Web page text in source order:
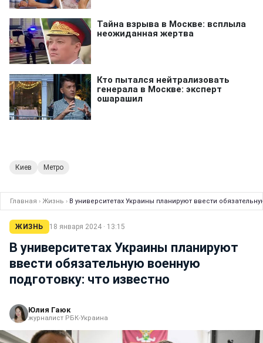
Киев Метро
Главная › Жизнь › В университетах Украины планируют ввести
ЖИЗНЬ 18 января 2024 · 13:15
В университетах Украины планируют
ввести обязательную военную
подготовку: что известно
Юлия Гаюк
журналист РБК-Украина